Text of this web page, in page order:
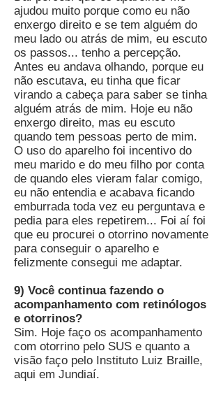
ajudou muito porque como eu não
enxergo direito e se tem alguém do
meu lado ou atrás de mim, eu escuto
os passos... tenho a percepção.
Antes eu andava olhando, porque eu
não escutava, eu tinha que ficar
virando a cabeça para saber se tinha
alguém atrás de mim. Hoje eu não
enxergo direito, mas eu escuto
quando tem pessoas perto de mim.
O uso do aparelho foi incentivo do
meu marido e do meu filho por conta
de quando eles vieram falar comigo,
eu não entendia e acabava ficando
emburrada toda vez eu perguntava e
pedia para eles repetirem... Foi aí foi
que eu procurei o otorrino novamente
para conseguir o aparelho e
felizmente consegui me adaptar.
9) Você continua fazendo o
acompanhamento com retinólogos
e otorrinos?
Sim. Hoje faço os acompanhamento
com otorrino pelo SUS e quanto a
visão faço pelo Instituto Luiz Braille,
aqui em Jundiaí.